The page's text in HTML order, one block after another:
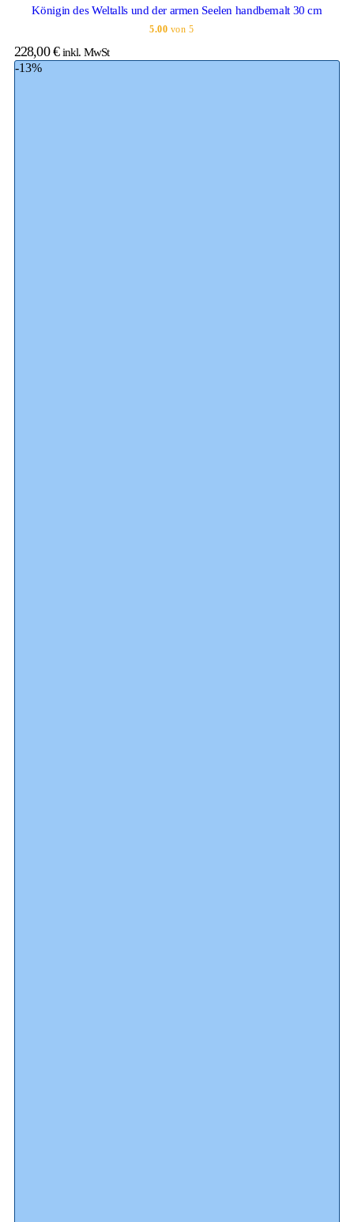
Königin des Weltalls und der armen Seelen handbemalt 30 cm
5.00 von 5
228,00€ inkl. MwSt
-13%